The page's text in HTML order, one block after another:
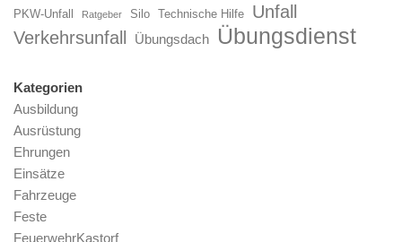
PKW-Unfall Ratgeber Silo Technische Hilfe
Unfall
Verkehrsunfall
Übungsdach Übungsdienst
Kategorien
Ausbildung
Ausrüstung
Ehrungen
Einsätze
Fahrzeuge
Feste
FeuerwehrKastorf